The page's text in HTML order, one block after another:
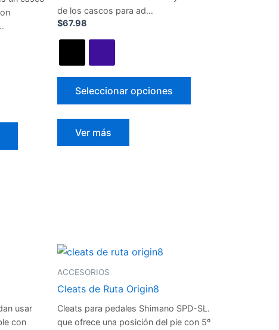
Las
opciones
de los cascos para ad…
$67.98
Seleccionar opciones
Las
en
Ver más
usar
con
ACCESORIOS
Cleats de Ruta Origin8
Cleats para pedales Shimano SPD-SL.
que ofrece una posición del pie con 5º
Cleats
Ruta
Origin8